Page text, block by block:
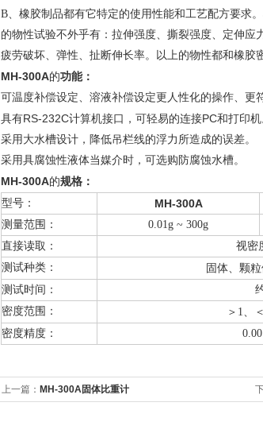
B、 橡胶制品都有它特定的使用性能和工艺配方要求
的物性试验不外乎有：拉伸强度、 撕裂强度、 定伸应
疲劳破坏、 弹性、 扯断伸长率。 以上的物性都和橡胶
MH-300A的功能：
可温度补偿设定、溶液补偿设定更 人性化的操作、更
具有RS-232C计算机接口，可轻易的连接PC和打印机
采用大水槽设计，降低吊栏线的浮力所造成的误差。
采用具腐蚀性液体当媒介时，可选购防腐蚀水槽。
MH-300A的规格：
型号：
MH-300A
测量范围： 0.01g ~ 300g
直接读取：
视密
测试种类：
固体、颗
测试时间：
密度范围：
＞ 1、＜
密度精度：
上一篇： MH-300A固体比重计